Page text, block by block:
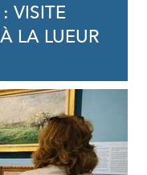
VISITE
LA LUEUR